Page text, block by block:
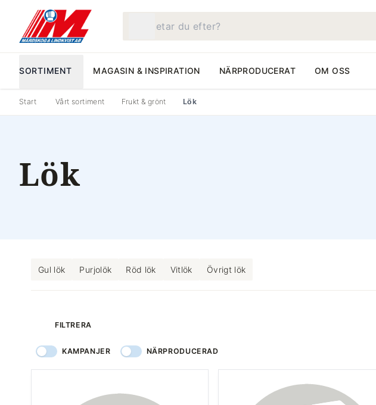
SORTIMENT MAGASIN & INSPIRATION NÄRPRODUCERAT OM OSS
Start Vårt sortiment Frukt & grönt Lök
Lök
Gul lök Purjolök Röd lök Vitlök Övrigt lök
FILTRERA
KAMPANJER NÄRPRODUCERAD